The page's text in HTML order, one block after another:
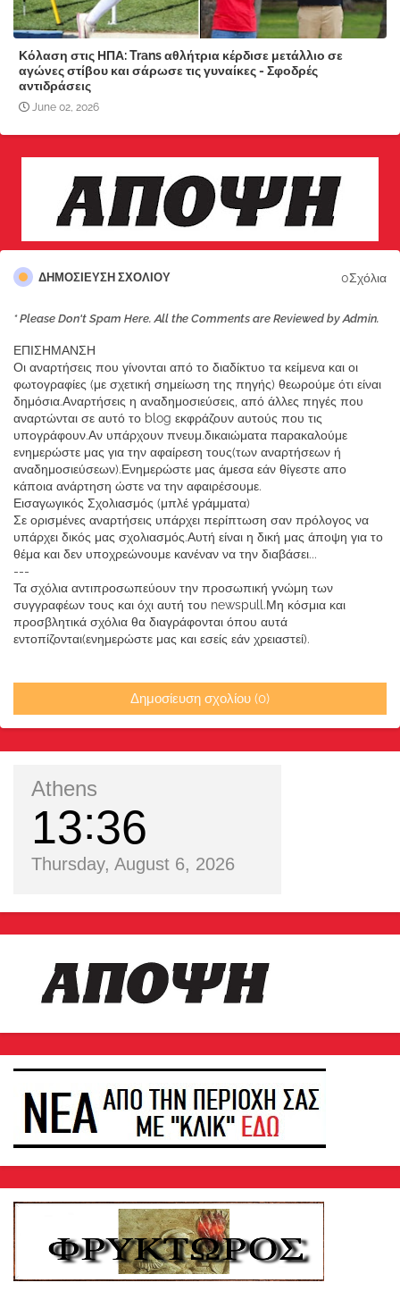
Κόλαση στις ΗΠΑ: Trans αθλήτρια κέρδισε μετάλλιο σε
αγώνες στίβου και σάρωσε τις γυναίκες - Σφοδρές
αντιδράσεις
June 02, 2026
ΔΗΜΟΣΊΕΥΣΗ ΣΧΟΛΊΟΥ 0Σχόλια
* Please Don't Spam Here. All the Comments are Reviewed by Admin.
ΕΠΙΣΗΜΑΝΣΗ
Οι αναρτήσεις που γίνονται από το διαδίκτυο τα κείμενα και οι
φωτογραφίες (με σχετική σημείωση της πηγής) θεωρούμε ότι είναι
δημόσια.Αναρτήσεις η αναδημοσιεύσεις, από άλλες πηγές που
αναρτώνται σε αυτό το blog εκφράζουν αυτούς που τις
υπογράφουν.Αν υπάρχουν πνευμ.δικαιώματα παρακαλούμε
ενημερώστε μας για την αφαίρεση τους(των αναρτήσεων ή
αναδημοσιεύσεων).Ενημερώστε μας άμεσα εάν θίγεστε απο
κάποια ανάρτηση ώστε να την αφαιρέσουμε.
Εισαγωγικός Σχολιασμός (μπλέ γράμματα)
Σε ορισμένες αναρτήσεις υπάρχει περίπτωση σαν πρόλογος να
υπάρχει δικός μας σχολιασμός.Αυτή είναι η δική μας άποψη για το
θέμα και δεν υποχρεώνουμε κανέναν να την διαβάσει...
---
Τα σχόλια αντιπροσωπεύουν την προσωπική γνώμη των
συγγραφέων τους και όχι αυτή του newspull.Μη κόσμια και
προσβλητικά σχόλια θα διαγράφονται όπου αυτά
εντοπίζονται(ενημερώστε μας και εσείς εάν χρειαστεί).
Δημοσίευση σχολίου (0)
Athens
13 36
Thursday, August 6, 2026